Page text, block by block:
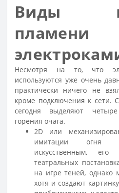
Виды
Несмотря на то, что
используются уже очень
практически ничего не
кроме подключения к сети.
сегодня выделяют
горения очага.
2D или
имитации огня
искусственным,
театральных
на игре теней, однако
хотя и создают